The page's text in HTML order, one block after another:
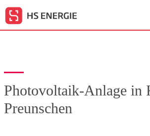
Photovoltaik-Anlage in
Preunschen